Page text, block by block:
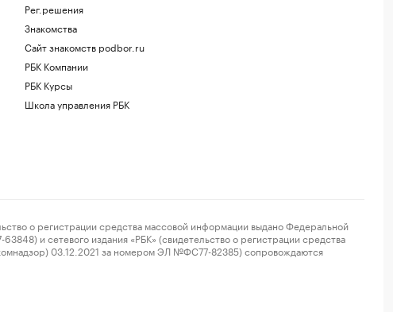
Рег.решения
Знакомства
Сайт знакомств podbor.ru
РБК Компании
РБК Курсы
Школа управления РБК
о регистрации средства массовой информации выдано Федеральной
и сетевого издания «РБК» (свидетельство о регистрации средства
03.12.2021 за номером ЭЛ №ФС77-82385) сопровождаются